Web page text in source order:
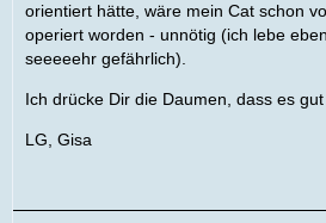
orientiert hätte, wäre mein Cat schon
operiert worden - unnötig (ich lebe
seeeeehr gefährlich).
Ich drücke Dir die Daumen, dass es
LG, Gisa